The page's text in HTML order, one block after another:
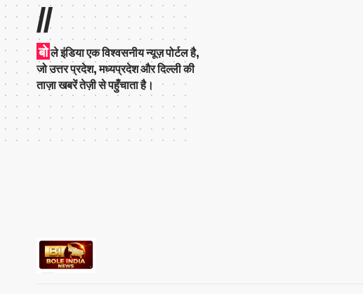
//
बो ले इंडिया एक विश्वसनीय न्यूज़ पोर्टल है,
जो उत्तर प्रदेश, मध्यप्रदेश और दिल्ली की
ताज़ा खबरें तेज़ी से पहुँचाता है।